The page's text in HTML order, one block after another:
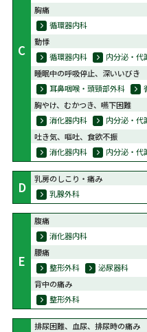
C
胸痛
循環器内科
動悸
循環器内科
内分泌・代
睡眠中の呼吸停止、深いいびき
耳鼻咽喉・頭頸部外科
胸やけ、むかつき、嚥下困難
消化器内科
内分泌・代
吐き気、嘔吐、食欲不振
消化器内科
内分泌・代
D
乳房のしこり・痛み
乳腺外科
E
腹痛
消化器内科
腰痛
整形外科
泌尿器科
背中の痛み
整形外科
排尿困難、血尿、排尿時の痛み